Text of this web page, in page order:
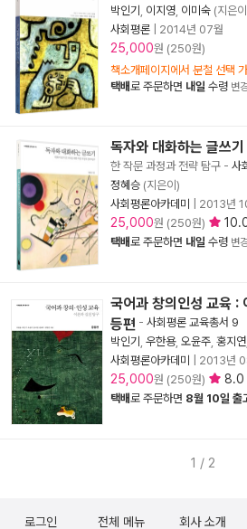
박인기
이지영 이미숙 (지은
사회평론
2014년 07월
25,000원 (250원)
책소개페이지에서 분철 선택
택배로 주문하면 내일 수령 변
독자와 대화하는 글쓰기
한 작문 과정과 전략 탐구 - 사
정혜승 (지은이)
사회평론아카데미
2013년
25,000원 (250원)
택배로 주문하면 내일 수령 변
국어과 창의인성 교육 :
등편 - 사회평론 교육총서 9
박인기
우한용, 오윤주 홍지연
사회평론아카데미
2013년
25,000원 (250원) 8.0
택배로 주문하면 8월 10일 출
1 / 2
로그인 전체 메뉴 회사 소개